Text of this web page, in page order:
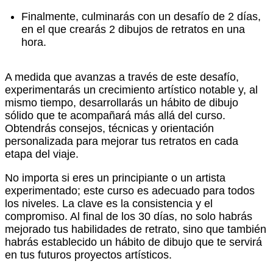
Finalmente, culminarás con un desafío de 2 días,
en el que crearás 2 dibujos de retratos en una
hora.
A medida que avanzas a través de este desafío,
experimentarás un crecimiento artístico notable y, al
mismo tiempo, desarrollarás un hábito de dibujo
sólido que te acompañará más allá del curso.
Obtendrás consejos, técnicas y orientación
personalizada para mejorar tus retratos en cada
etapa del viaje.
No importa si eres un principiante o un artista
experimentado; este curso es adecuado para todos
los niveles. La clave es la consistencia y el
compromiso. Al final de los 30 días, no solo habrás
mejorado tus habilidades de retrato, sino que también
habrás establecido un hábito de dibujo que te servirá
en tus futuros proyectos artísticos.